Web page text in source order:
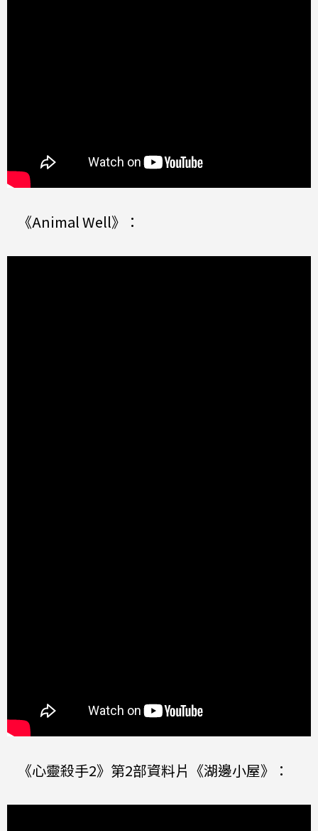
《Animal Well》：
《心靈殺手2》第2部資料片《湖邊小屋》：